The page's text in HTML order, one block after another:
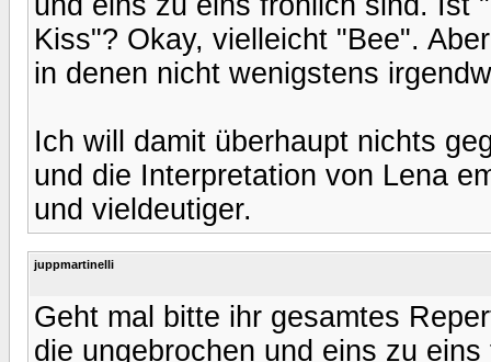
Kiss"? Okay, vielleicht "Bee".
in denen nicht wenigstens
Ich will damit überhaupt nichts
und die Interpretation von Lena
und vieldeutiger.
juppmartinelli
Geht mal bitte ihr gesamtes
die ungebrochen und eins zu